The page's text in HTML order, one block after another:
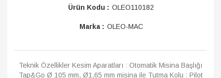
Ürün Kodu : OLEO110182
Marka : OLEO-MAC
Teknik Özellikler Kesim Aparatları : Otomatik Misina Başlığı
Tap&Go Ø 105 mm, Ø1,65 mm misina ile Tutma Kolu : Pilot